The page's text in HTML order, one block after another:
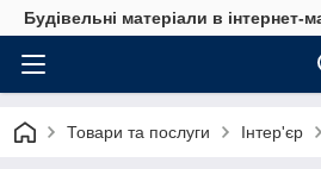
Будівельні матеріали в інтернет-
Товари та послуги Інтер'єр